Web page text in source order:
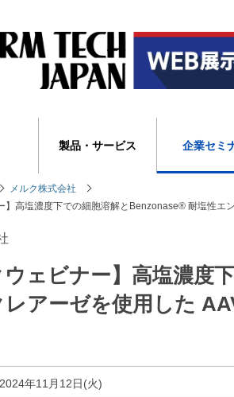
製品・サービス 企業セミ
メルク株式会社
】高塩濃度下での細胞溶解とBenzonase® 耐塩性エ
ウェビナー】高塩濃度
レアーゼを使用した
2024年11月12日(火)